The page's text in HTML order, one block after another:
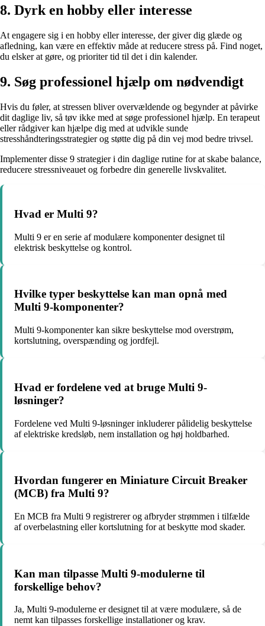
8. Dyrk en hobby eller interesse
At engagere sig i en hobby eller interesse, der giver dig glæde og
afledning, kan være en effektiv måde at reducere stress på. Find noget,
du elsker at gøre, og prioriter tid til det i din kalender.
9. Søg professionel hjælp om nødvendigt
Hvis du føler, at stressen bliver overvældende og begynder at påvirke
dit daglige liv, så tøv ikke med at søge professionel hjælp. En terapeut
eller rådgiver kan hjælpe dig med at udvikle sunde
stresshåndteringsstrategier og støtte dig på din vej mod bedre trivsel.
Implementer disse 9 strategier i din daglige rutine for at skabe balance,
reducere stressniveauet og forbedre din generelle livskvalitet.
Hvad er Multi 9?
Multi 9 er en serie af modulære komponenter designet til
elektrisk beskyttelse og kontrol.
Hvilke typer beskyttelse kan man opnå med
Multi 9-komponenter?
Multi 9-komponenter kan sikre beskyttelse mod overstrøm,
kortslutning, overspænding og jordfejl.
Hvad er fordelene ved at bruge Multi 9-
løsninger?
Fordelene ved Multi 9-løsninger inkluderer pålidelig beskyttelse
af elektriske kredsløb, nem installation og høj holdbarhed.
Hvordan fungerer en Miniature Circuit Breaker
(MCB) fra Multi 9?
En MCB fra Multi 9 registrerer og afbryder strømmen i tilfælde
af overbelastning eller kortslutning for at beskytte mod skader.
Kan man tilpasse Multi 9-modulerne til
forskellige behov?
Ja, Multi 9-modulerne er designet til at være modulære, så de
nemt kan tilpasses forskellige installationer og krav.